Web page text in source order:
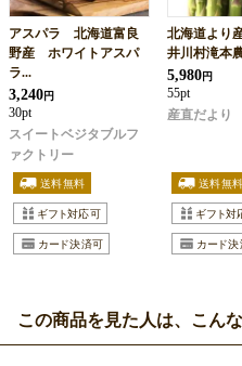
アスパラ 北海道富良
野産 ホワイトアスパ
ラ...
3,240円
30pt
スイートベジタブルフ
ァクトリー
北海道より
井川村滝本
5,980円
55pt
産直だより
この商品を見た人は、こん